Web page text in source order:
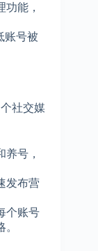
功能，
账号被
社交媒
养号，
发布营
个账号